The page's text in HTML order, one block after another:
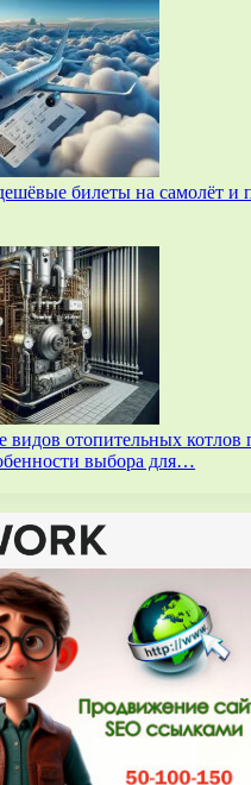
билеты на самолёт и
видов отопительных
выбора для…